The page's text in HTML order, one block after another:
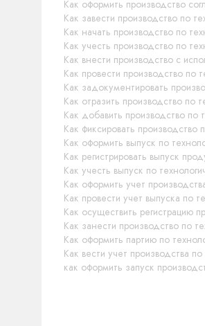
Как оформить производство
Как завести производство по
Как начать производство по
Как учесть производство по
Как внести производство с
Как провести производство по
Как задокументировать
Как отразить производство по
Как добавить производство по
Как фиксировать производство
Как оформить выпуск по
Как регистрировать выпуск
Как учесть выпуск по
Как оформить учет
Как провести учет выпуска по
Как осуществить регистрацию
Как занести производство по
Как оформить партию по
Как вести учет производства
как оформить запуск